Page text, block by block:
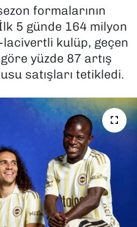
formalarının
5 günde 164 milyon
lacivertli kulüp, geçen
göre yüzde 87 artış
satışları tetikledi.